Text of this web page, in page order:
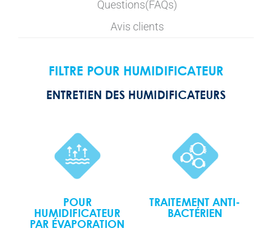
Questions(FAQs)
Avis clients
FILTRE POUR HUMIDIFICATEUR
ENTRETIEN DES HUMIDIFICATEURS
POUR
HUMIDIFICATEUR
PAR ÉVAPORATION
TRAITEMENT ANTI-
BACTÉRIEN